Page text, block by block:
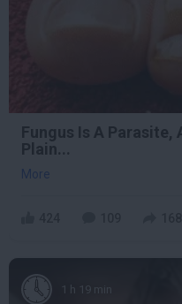
Fungus Is A Parasite,
Plain...
More
1 h 19 min